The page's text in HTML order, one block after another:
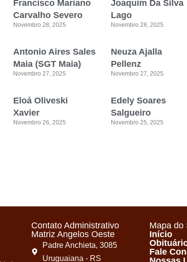
Francisco Mariano
Carvalho Severo
Novembro 28, 2025
Joaquim Da Silva
Lago
Novembro 28, 2025
Antonio Aires Sales
Maia (SGT Maia)
Novembro 27, 2025
Neuza Ajalla
Pellenz
Novembro 27, 2025
Eloá Oliveski
Xavier
Novembro 26, 2025
Edely Soares
Salgueiro
Novembro 25, 2025
Contato Administrativo
Matriz Angelos Oeste
Padre Anchieta, 3085
Uruguaiana - RS
Mapa do
Início
Fale